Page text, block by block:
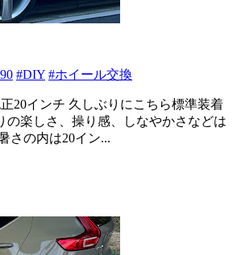
#DIY #ホイール交換
20インチ 久しぶりにこちら標準装着
の楽しさ、操り感、しなやかさなどは
さの内は20イン...